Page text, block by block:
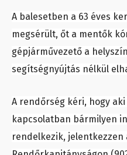
A balesetben a 63 éves
megsérült, őt a mentők
gépjárművezető a
segítségnyújtás nélkül
A rendőrség kéri, hogy
kapcsolatban bármilyen
rendelkezik, jelentkezzen